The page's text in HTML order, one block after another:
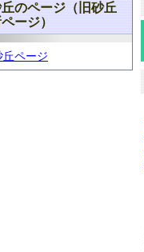
のページ（旧砂丘
ージ）
丘ページ